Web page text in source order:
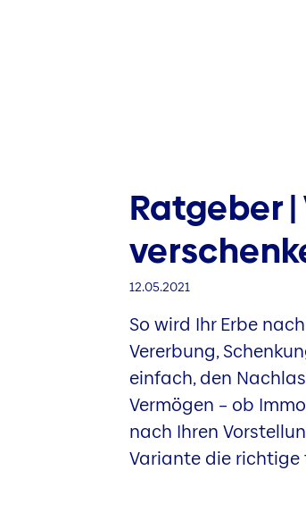
Ratgeber
12.05.2021
So wird Ihr Erbe
Vererbung,
einfach, den
Vermögen – ob
nach Ihren
Variante die richtige